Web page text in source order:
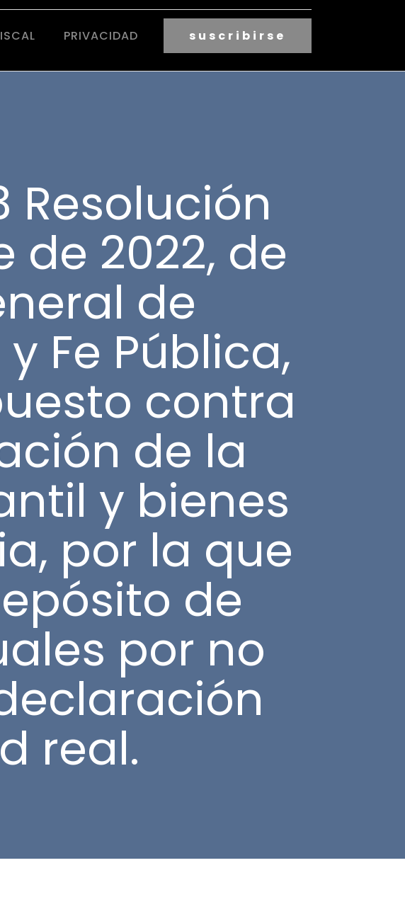
PRIVACIDAD suscribirse
Resolución
de 2022, de
de
Fe Pública,
contra
de la
y bienes
por la que
de
por no
real.